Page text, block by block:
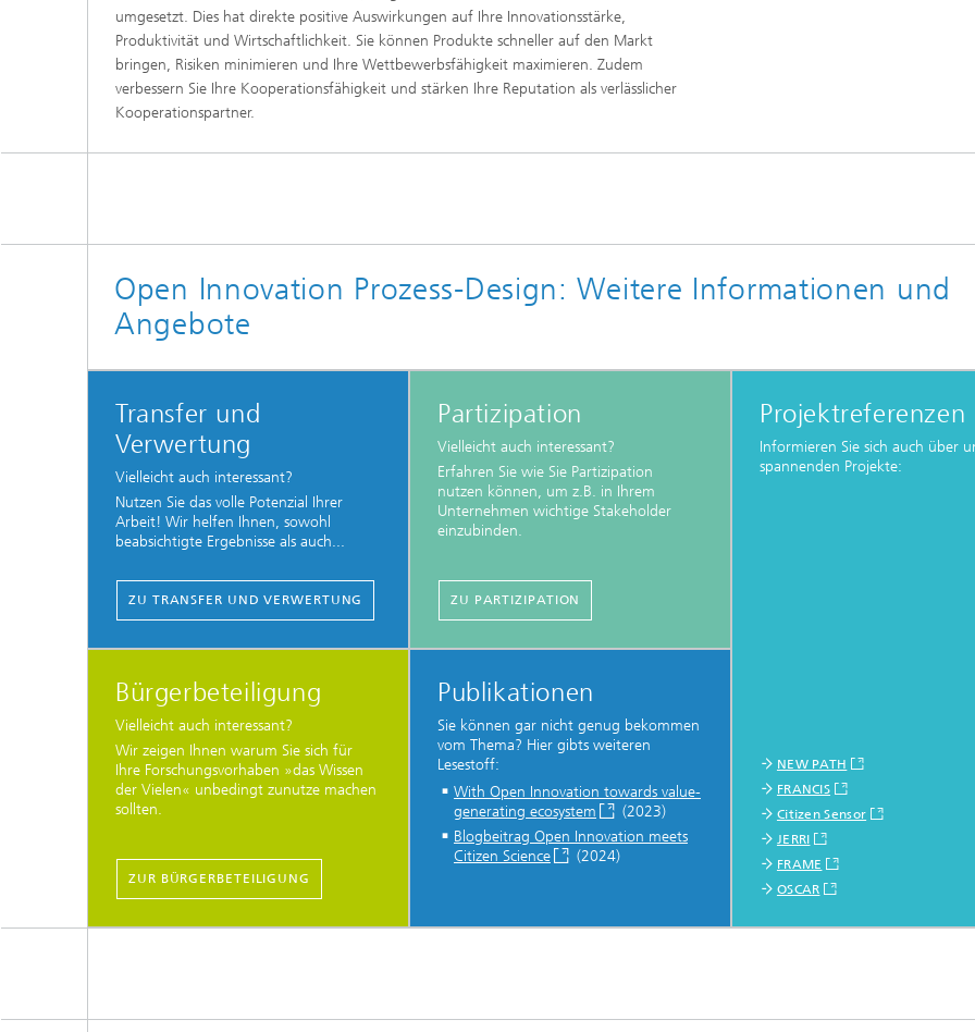
umgesetzt. Dies hat direkte positive Auswirkungen auf Ihre Innovationsstärke,
Produktivität und Wirtschaftlichkeit. Sie können Produkte schneller auf den Markt
bringen, Risiken minimieren und Ihre Wettbewerbsfähigkeit maximieren. Zudem
verbessern Sie Ihre Kooperationsfähigkeit und stärken Ihre Reputation als verlässlicher
Kooperationspartner.
Open Innovation Prozess-Design: Weitere Informationen und
Angebote
Transfer und
Verwertung
Vielleicht auch interessant?
Nutzen Sie das volle Potenzial Ihrer
Arbeit! Wir helfen Ihnen, sowohl
beabsichtigte Ergebnisse als auch...
ZU TRANSFER UND VERWERTUNG
Partizipation
Vielleicht auch interessant?
Erfahren Sie wie Sie Partizipation
nutzen können, um z.B. in Ihrem
Unternehmen wichtige Stakeholder
einzubinden.
ZU PARTIZIPATION
Projektreferenzen
Informieren Sie sich auch über
spannenden Projekte:
NEW PATH
FRANCIS
Citizen Sensor
JERRI
FRAME
OSCAR
Bürgerbeteiligung
Vielleicht auch interessant?
Wir zeigen Ihnen warum Sie sich für
Ihre Forschungsvorhaben »das Wissen
der Vielen« unbedingt zunutze machen
sollten.
ZUR BÜRGERBETEILIGUNG
Publikationen
Sie können gar nicht genug bekommen
vom Thema? Hier gibts weiteren
Lesestoff:
With Open Innovation towards value-
generating ecosystem
(2023)
Blogbeitrag Open Innovation meets
Citizen Science
(2024)